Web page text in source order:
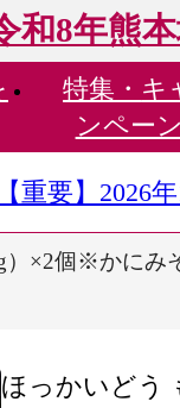
和8年熊
特集・ キ
ンペーン
【重要】2026
×2個※かにみ
ほっかいどう